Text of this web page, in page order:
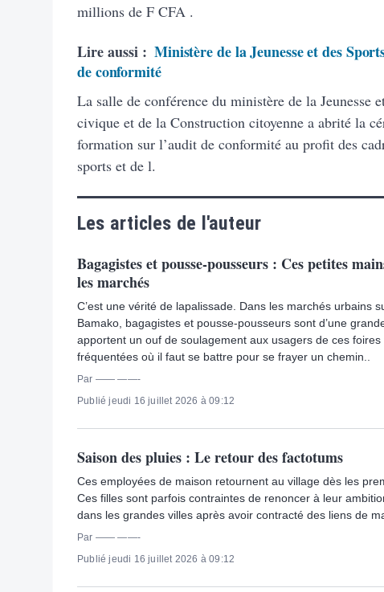
millions de F CFA .
Lire aussi : Ministère de la Jeunesse et des
de conformité
La salle de conférence du ministère de la Jeunesse
civique et de la Construction citoyenne a abrité la
formation sur l’audit de conformité au profit des
sports et de l.
Les articles de l'auteur
Bagagistes et pousse-pousseurs : Ces petites
les marchés
C’est une vérité de lapalissade. Dans les marchés urbains
Bamako, bagagistes et pousse-pousseurs sont d’une
apportent un ouf de soulagement aux usagers de ces foires
fréquentées où il faut se battre pour se frayer un chemin..
Par —— ——-
Publié jeudi 16 juillet 2026 à 09:12
Saison des pluies : Le retour des factotums
Ces employées de maison retournent au village dès les
Ces filles sont parfois contraintes de renoncer à leur
dans les grandes villes après avoir contracté des liens de
Par —— ——-
Publié jeudi 16 juillet 2026 à 09:12